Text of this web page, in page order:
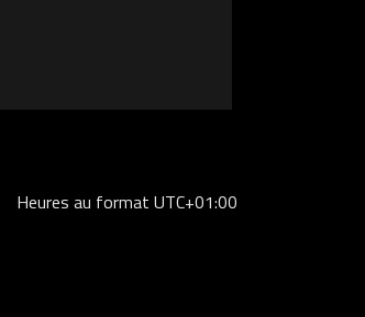
Heures au formatUTC+01:00